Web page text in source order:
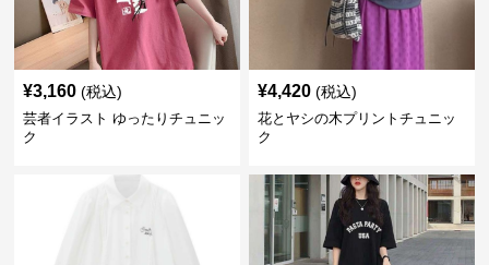
¥3,160 (税込)
芸者イラスト ゆったりチュニッ
ク
¥4,420 (税込)
花とヤシの木プリントチュニッ
ク